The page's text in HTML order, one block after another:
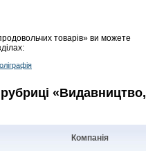
товарів» ви можете
рубриці «Видавництво,
Компанія